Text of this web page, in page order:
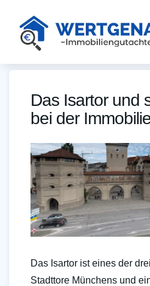
Das Isartor und
bei der
Das Isartor ist eines der
Stadttore Münchens und